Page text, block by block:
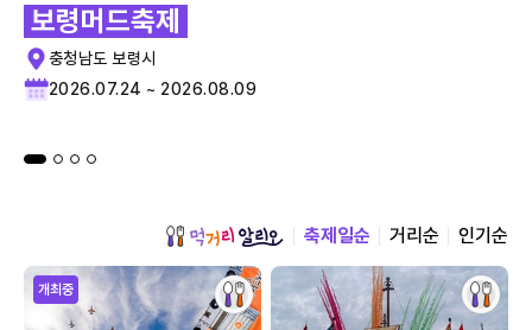
보령머드축제
충청남도 보령시
2026.07.24 ~ 2026.08.09
축제일순 거리순 인기순
개최중